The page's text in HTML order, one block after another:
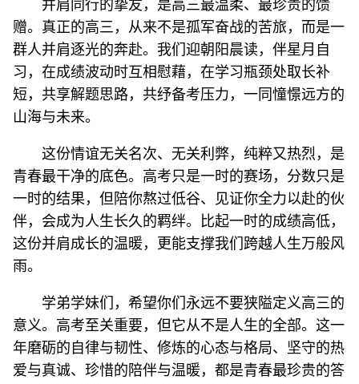
并肩同行的挚友，是高三最温柔、最珍贵的馈
赠。真正的高三，从来不是孤军奋战的苦旅，而是一
群人并肩逐光的奔赴。我们迎朝阳晨读，伴星月自
习，在成绩波动时互相慰藉，在学习瓶颈处取长补
短，共享解题思路，共纾备考压力，一同憧憬远方的
山海与未来。
这份情谊无关名次、无关利弊，纯粹又热烈，是
青春最干净的底色。高考只是一时的赛场，分数只是
一时的结果，但陪你熬过低谷、见证你全力以赴的伙
伴，会成为人生长久的羁绊。比起一时的成绩高低，
这份并肩成长的温暖，更能支撑我们跨越人生万般风
雨。
学弟学妹们，希望你们永远不要狭隘定义高三的
意义。高考至关重要，但它从不是人生的全部。这一
年磨砺的自律与韧性、修炼的心态与格局、坚守的热
爱与真诚、珍惜的陪伴与温暖，都是青春最珍贵的答